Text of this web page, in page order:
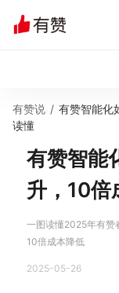
有赞说增长
私域日历
有赞说案例拆解
有赞成功案例
面对面聊增长
有赞说 / 有赞智能化
读懂
有赞智能
升，10倍
一图读懂2025年有赞
10倍成本降低
2025-05-26